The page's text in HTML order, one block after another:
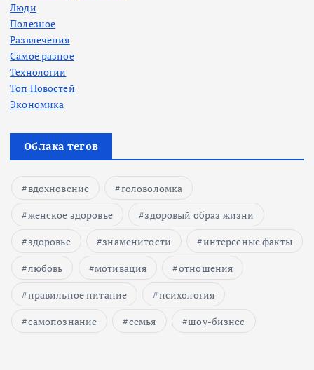
Люди
Полезное
Развлечения
Самое разное
Технологии
Топ Новостей
Экономика
Облака тегов
вдохновение
головоломка
женское здоровье
здоровый образ жизни
здоровье
знаменитости
интересные факты
любовь
мотивация
отношения
правильное питание
психология
самопознание
семья шоу-бизнес